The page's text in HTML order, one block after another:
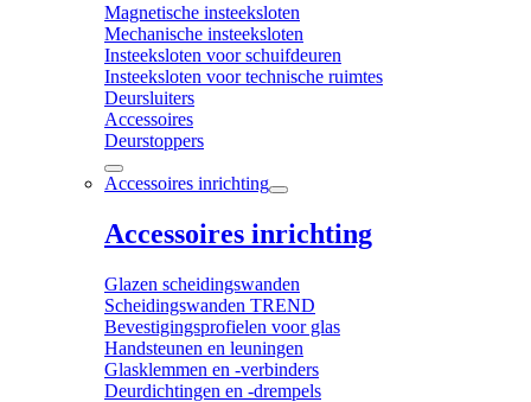
Magnetische insteeksloten
Mechanische insteeksloten
Insteeksloten voor schuifdeuren
Insteeksloten voor technische ruimtes
Deursluiters
Accessoires
Deurstoppers
Accessoires inrichting
Accessoires inrichting
Glazen scheidingswanden
Scheidingswanden TREND
Bevestigingsprofielen voor glas
Handsteunen en leuningen
Glasklemmen en -verbinders
Deurdichtingen en -drempels